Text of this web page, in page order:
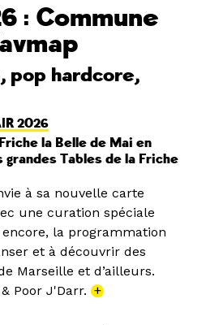
: Commune
pop hardcore,
2026
la Belle de Mai en
Tables de la Friche
à sa nouvelle carte
une curation spéciale
encore, la programmation
et à découvrir des
Marseille et d’ailleurs.
Poor J'Darr. +